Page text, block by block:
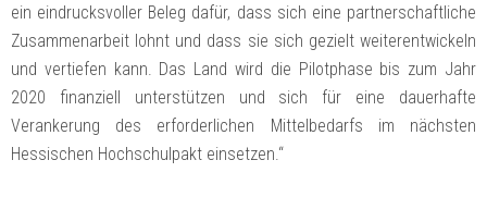
ein eindrucksvoller Beleg dafür, dass sich eine partnerschaftliche
Zusammenarbeit lohnt und dass sie sich gezielt weiterentwickeln
und vertiefen kann. Das Land wird die Pilotphase bis zum Jahr
2020 finanziell unterstützen und sich für eine dauerhafte
Verankerung des erforderlichen Mittelbedarfs im nächsten
Hessischen Hochschulpakt einsetzen.“